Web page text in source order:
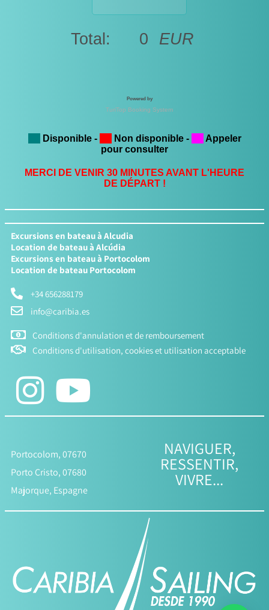
Excursions en bateau à Alcudia
Location de bateau à Alcúdia
Excursions en bateau à Portocolom
Location de bateau Portocolom
+34 656288179
info@caribia.es
Conditions d'annulation et de remboursement
Conditions d'utilisation, cookies et utilisation acceptable
Portocolom, 07670
Porto Cristo, 07680
Majorque, Espagne
NAVIGUER,
RESSENTIR,
VIVRE...